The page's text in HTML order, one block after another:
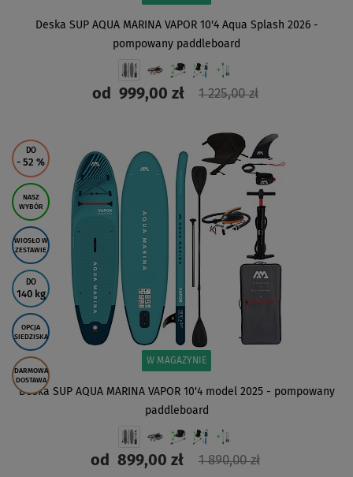
Deska SUP AQUA MARINA VAPOR 10'4 Aqua Splash 2026 -
pompowany paddleboard
od 999,00 zł 1 225,00 zł
DO
- 52 %
NASZ
WYBÓR
WIOSŁO W
ZESTAWIE
DO
140 kg
OPCJA
SIEDZISKA
DARMOWA
DOSTAWA
W MAGAZYNIE
Deska SUP AQUA MARINA VAPOR 10'4 model 2025 - pompowany
paddleboard
od899,00 zł 1 890,00 zł